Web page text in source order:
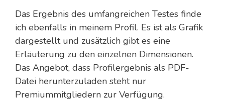
Das Ergebnis des umfangreichen Testes finde
ich ebenfalls in meinem Profil. Es ist als Grafik
dargestellt und zusätzlich gibt es eine
Erläuterung zu den einzelnen Dimensionen.
Das Angebot, dass Profilergebnis als PDF-
Datei herunterzuladen steht nur
Premiummitgliedern zur Verfügung.